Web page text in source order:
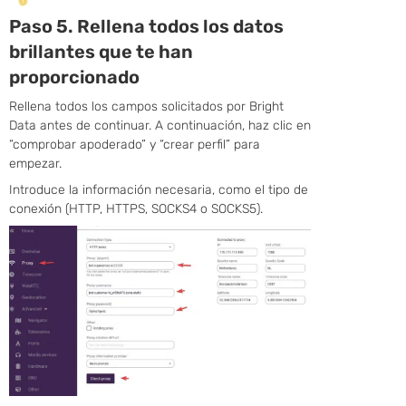
Paso 5. Rellena todos los datos
brillantes que te han
proporcionado
Rellena todos los campos solicitados por Bright
Data antes de continuar. A continuación, haz clic en
“comprobar apoderado” y “crear perfil” para
empezar.
Introduce la información necesaria, como el tipo de
conexión (HTTP, HTTPS, SOCKS4 o SOCKS5).